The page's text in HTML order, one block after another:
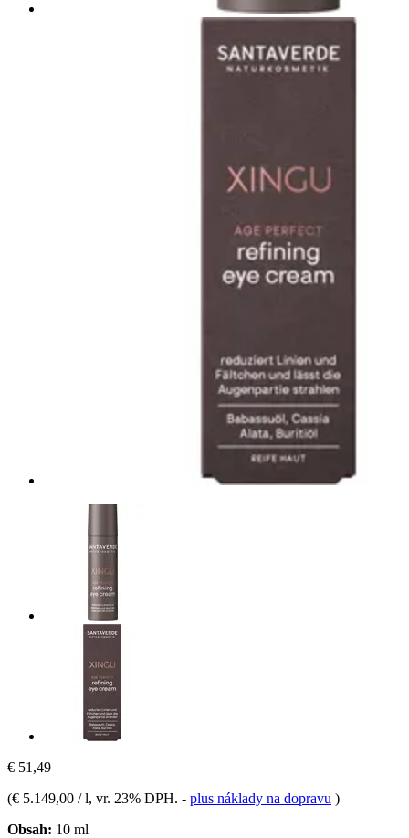
€ 51,49
(€ 5.149,00 / l, vr. 23% DPH. - plus náklady na dopravu )
Obsah: 10 ml